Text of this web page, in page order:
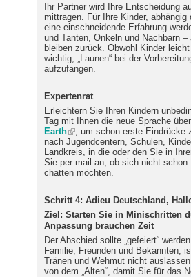
Ihr Partner wird Ihre Entscheidung
mittragen. Für Ihre Kinder,
eine einschneidende Erfahrung
und Tanten, Onkeln und Nachbarn
bleiben zurück. Obwohl Kinder
wichtig, „Launen“ bei der
aufzufangen.
Expertenrat
Erleichtern Sie Ihren Kindern
Tag mit Ihnen die neue Sprache
Earth
, um schon erste
nach Jugendcentern, Schulen,
Landkreis, in die oder den Sie in
Sie per mail an, ob sich nicht
chatten möchten.
Schritt 4: Adieu Deutschland,
Ziel: Starten Sie in Minischritten
Anpassung brauchen Zeit
Der Abschied sollte „gefeiert“
Familie, Freunden und Bekannten,
Tränen und Wehmut nicht
von dem „Alten“, damit Sie für das